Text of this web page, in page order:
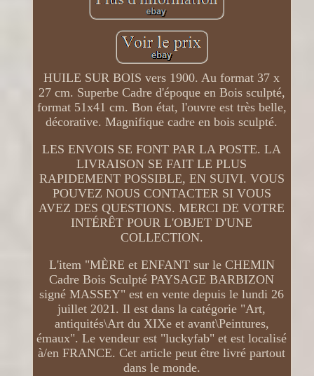
HUILE SUR BOIS vers 1900. Au format 37 x
27 cm. Superbe Cadre d'époque en Bois sculpté,
format 51x41 cm. Bon état, l'ouvre est très belle,
décorative. Magnifique cadre en bois sculpté.
LES ENVOIS SE FONT PAR LA POSTE. LA
LIVRAISON SE FAIT LE PLUS
RAPIDEMENT POSSIBLE, EN SUIVI. VOUS
POUVEZ NOUS CONTACTER SI VOUS
AVEZ DES QUESTIONS. MERCI DE VOTRE
INTÉRÊT POUR L'OBJET D'UNE
COLLECTION.
L'item "MÈRE et ENFANT sur le CHEMIN
Cadre Bois Sculpté PAYSAGE BARBIZON
signé MASSEY" est en vente depuis le lundi 26
juillet 2021. Il est dans la catégorie "Art,
antiquités\Art du XIXe et avant\Peintures,
émaux". Le vendeur est "luckyfab" et est localisé
à/en FRANCE. Cet article peut être livré partout
dans le monde.